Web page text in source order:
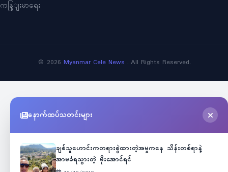
ကနြျးမာရေး
© 2026 Myanmar Cele News . All Rights Reserved.
နောက်ထပ်သတင်းများ
ချစ်သူဟောင်းကတရားစွဲထားတဲ့အမှုကနေ သိန်းတစ်ရာနဲ့
အာမခံရသွားတဲ့ မိုးအောင်ရင်